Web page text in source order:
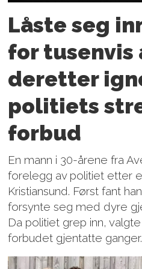
Låste seg
for tusenvis
deretter
politiets
forbud
En mann i 30-årene fra
forelegg av politiet etter
Kristiansund. Først fant
forsynte seg med dyre
Da politiet grep inn,
forbudet gjentatte ganger.